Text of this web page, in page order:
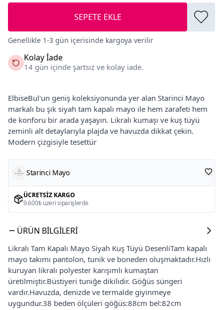
SEPETE EKLE
Genellikle 1-3 gün içerisinde kargoya verilir
Kolay İade
14 gün içinde şartsız ve kolay iade.
ElbiseBul'un geniş koleksiyonunda yer alan Starinci Mayo
markalı bu şık siyah tam kapalı mayo ile hem zarafeti hem
de konforu bir arada yaşayın. Likralı kumaşı ve kuş tüyü
zeminli alt detaylarıyla plajda ve havuzda dikkat çekin.
Modern çizgisiyle tesettür
Starinci Mayo
ÜCRETSIZ KARGO
9.600₺ üzeri siparişlerde
ÜRÜN BILGILERI
Likralı Tam Kapalı Mayo Siyah Kuş Tüyü DesenliTam kapalı
mayo takımı pantolon, tunik ve boneden oluşmaktadır.Hızlı
kuruyan likralı polyester karışımlı kumaştan
üretilmiştir.Büstiyeri tuniğe dikilidir. Göğüs süngeri
vardır.Havuzda, denizde ve termalde giyinmeye
uygundur.38 beden ölçüleri göğüs:88cm bel:82cm